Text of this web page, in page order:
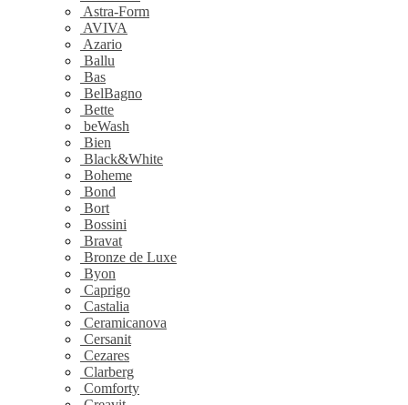
Astra-Form
AVIVA
Azario
Ballu
Bas
BelBagno
Bette
beWash
Bien
Black&White
Boheme
Bond
Bort
Bossini
Bravat
Bronze de Luxe
Byon
Caprigo
Castalia
Ceramicanova
Cersanit
Cezares
Clarberg
Comforty